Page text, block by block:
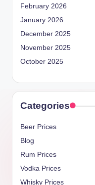
February 2026
January 2026
December 2025
November 2025
October 2025
Categories
Beer Prices
Blog
Rum Prices
Vodka Prices
Whisky Prices